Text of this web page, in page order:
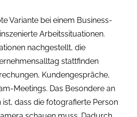
Variante bei einem Business-
Arbeitssituationen.
nachgestellt, die
stattfinden
Kundengespräche,
Meetings. Das Besondere an
dass die fotografierte Person